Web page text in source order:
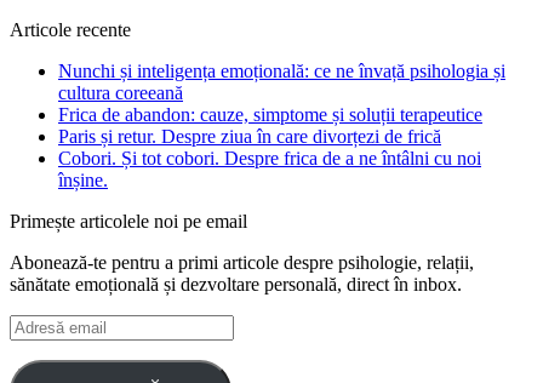
Articole recente
Nunchi și inteligența emoțională: ce ne învață psihologia și
cultura coreeană
Frica de abandon: cauze, simptome și soluții terapeutice
Paris și retur. Despre ziua în care divorțezi de frică
Cobori. Și tot cobori. Despre frica de a ne întâlni cu noi
înșine.
Primește articolele noi pe email
Abonează-te pentru a primi articole despre psihologie, relații,
sănătate emoțională și dezvoltare personală, direct în inbox.
Adresă
email